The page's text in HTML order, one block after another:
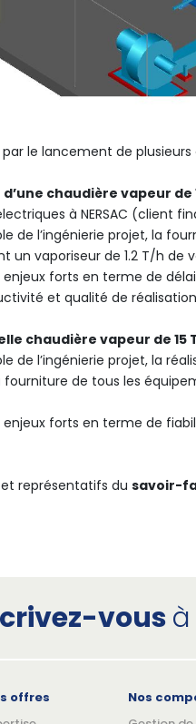
le lancement de
chaudière vapeur de
à NERSAC (client
de l’ingénierie projet, la
un vaporiseur de 1.2 T/h de
forts en terme de
et qualité de
chaudière vapeur de 15
de l’ingénierie projet, la
fourniture de tous les
forts en terme de
représentatifs du savoir-
vous
offres
Nos